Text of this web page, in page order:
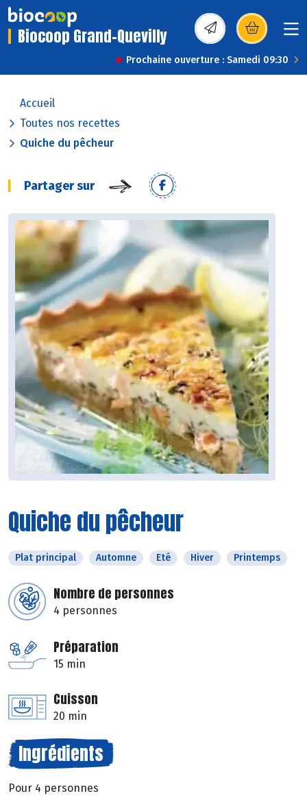
Biocoop Grand-Quevilly (s’ouvre dans une
Prochaine ouverture : Samedi 09:30
Accueil
Toutes nos recettes
Quiche du pêcheur
Partager sur
Quiche du pêcheur
Plat principal Automne Eté Hiver Printemps
Nombre de personnes
4 personnes
Préparation
15 min
Cuisson
20 min
Ingrédients
Pour 4 personnes